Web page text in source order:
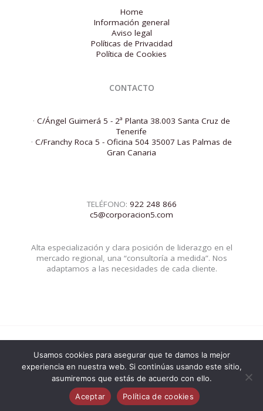
Home
Información general
Aviso legal
Políticas de Privacidad
Política de Cookies
CONTACTO
· C/Ángel Guimerá 5 - 2ª Planta 38.003 Santa Cruz de
Tenerife
· C/Franchy Roca 5 - Oficina 504 35007 Las Palmas de
Gran Canaria
TELÉFONO: 922 248 866
c5@corporacion5.com
Alta especialización y clara posición de liderazgo en el
mercado regional, una “consultoría a medida”. Nos
adaptamos a las necesidades de cada cliente.
© 2026 Corporacion5 | Powered by Corporacion5
Usamos cookies para asegurar que te damos la mejor
experiencia en nuestra web. Si continúas usando este sitio,
asumiremos que estás de acuerdo con ello.
Aceptar
Política de cookies